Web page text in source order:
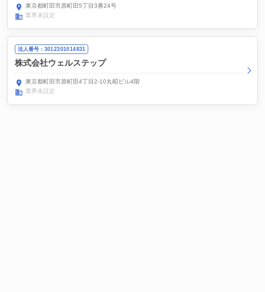
東京都町田市原町田5丁目3番24号
業界未設定
法人番号：3012301014831
株式会社ウェルステップ
東京都町田市原町田4丁目2-10丸昭ビル4階
業界未設定